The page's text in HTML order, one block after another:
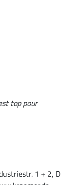
top pour
1 + 2, D